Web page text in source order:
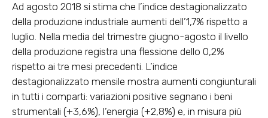
Ad agosto 2018 si stima che l’indice destagionalizzato
della produzione industriale aumenti dell’1,7% rispetto a
luglio. Nella media del trimestre giugno-agosto il livello
della produzione registra una flessione dello 0,2%
rispetto ai tre mesi precedenti. L’indice
destagionalizzato mensile mostra aumenti congiunturali
in tutti i comparti: variazioni positive segnano i beni
strumentali (+3,6%), l’energia (+2,8%) e, in misura più